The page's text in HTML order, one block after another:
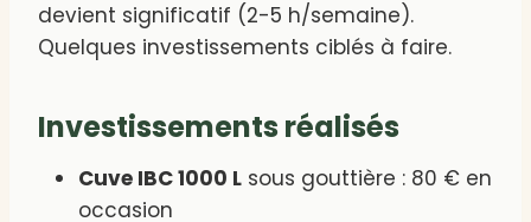
devient significatif (2-5 h/semaine).
Quelques investissements ciblés à faire.
Investissements réalisés
Cuve IBC 1000 L sous gouttière : 80 € en
occasion